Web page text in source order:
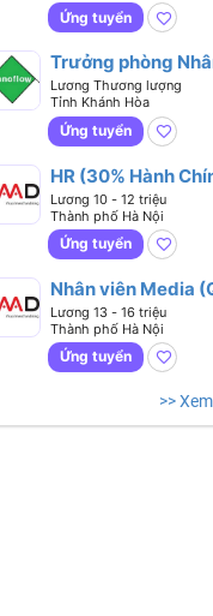
Ứng tuyển
Trưởng phòng
Lương Thương lượng
Tỉnh Khánh Hòa
Ứng tuyển
HR (30% Hành
70% Tuyển Dụng)
Lương 10 - 12 triệu
Thành phố Hà Nội
Ứng tuyển
Nhân viên Media
- Dựng)
Lương 13 - 16 triệu
Thành phố Hà Nội
Ứng tuyển
>>